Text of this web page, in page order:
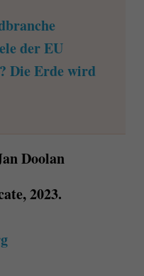
der EU
Die Erde wird
Doolan
2023.